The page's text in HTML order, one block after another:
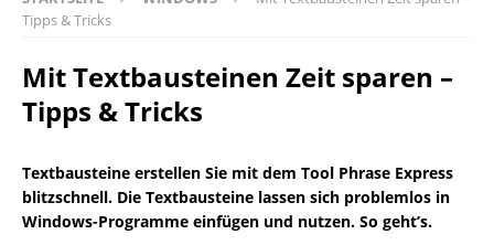
Tipps & Tricks
Mit Textbausteinen Zeit sparen –
Tipps & Tricks
Textbausteine erstellen Sie mit dem Tool Phrase Express
blitzschnell. Die Textbausteine lassen sich problemlos in
Windows-Programme einfügen und nutzen. So geht’s.